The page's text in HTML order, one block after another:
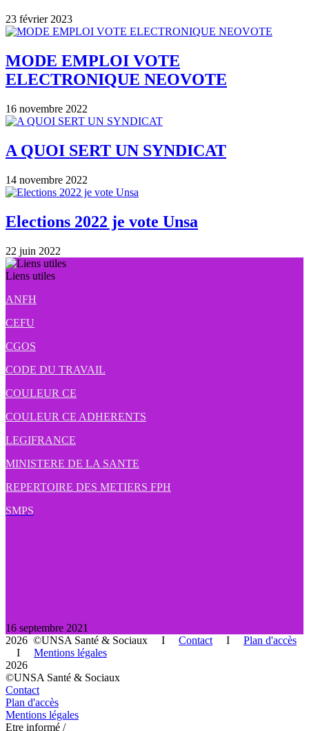
23 février 2023
MODE EMPLOI VOTE
ELECTRONIQUE NEOVOTE
16 novembre 2022
A QUOI SERT UN SYNDICAT
14 novembre 2022
Elections 2022 je vote Unsa
22 juin 2022
Liens utiles
ANFH
CEFU
CGOS
CODE DU TRAVAIL
COULEUR CE
COULEUR CE ADHERENTS
LEGIFRANCE
MINISTERE DE LA SANTE
REPERTOIRE DES METIERS FPH
SMPS
16 septembre 2021
2026 ©UNSA Santé & Sociaux I Contact I Plan d'accès
I Mentions légales
2026
©UNSA Santé & Sociaux
Contact
Plan d'accès
Mentions légales
Etre informé /